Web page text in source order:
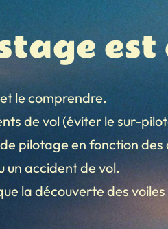
est
le comprendre.
de vol (éviter le sur-
pilotage en fonction
un accident de vol.
la découverte des